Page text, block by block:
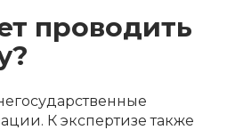
проводить
К экспертизе также